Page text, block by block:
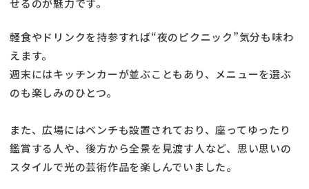
軽食やドリンクを持参すれば“夜のピクニック”気分も味わ
えます。
週末にはキッチンカーが並ぶこともあり、メニューを選ぶ
のも楽しみのひとつ。
また、広場にはベンチも設置されており、座ってゆったり
鑑賞する人や、後方から全景を見渡す人など、思い思いの
スタイルで光の芸術作品を楽しんでいました。